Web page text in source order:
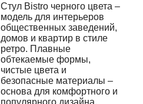
Стул Bistro черного цвета –
модель для интерьеров
общественных заведений,
домов и квартир в стиле
ретро. Плавные
обтекаемые формы,
чистые цвета и
безопасные материалы –
основа для комфортного и
популярного дизайна.